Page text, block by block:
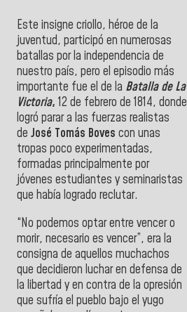
Este insigne criollo, héroe de la
juventud, participó en numerosas
batallas por la independencia de
nuestro país, pero el episodio más
importante fue el de la Batalla de La
Victoria, 12 de febrero de 1814, donde
logró parar a las fuerzas realistas
de José Tomás Boves con unas
tropas poco experimentadas,
formadas principalmente por
jóvenes estudiantes y seminaristas
que había logrado reclutar.
“No podemos optar entre vencer o
morir, necesario es vencer”, era la
consigna de aquellos muchachos
que decidieron luchar en defensa de
la libertad y en contra de la opresión
que sufría el pueblo bajo el yugo